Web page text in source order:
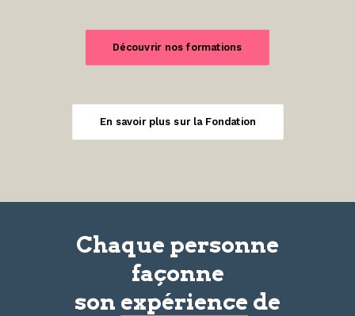
Découvrir nos formations
En savoir plus sur la Fondation
Chaque personne
façonne
son expérience de